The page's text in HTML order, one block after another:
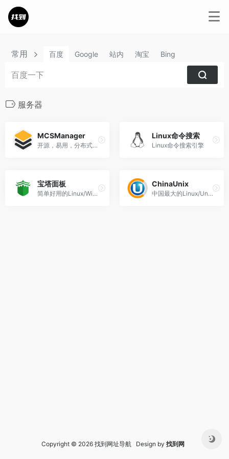
常用 百度 Google 站内 淘宝 Bing
服务器
MCSManager
开源，易用，分布式架构的游戏服务器管理面板
Linux命令搜索
Linux命令搜索引擎
宝塔面板
简单好用的Linux/Windows服务器运维管理面板
ChinaUnix
中国最大的Linux/Unix技术社区网站
Copyright © 2026 找到网址导航 Design by 找到网